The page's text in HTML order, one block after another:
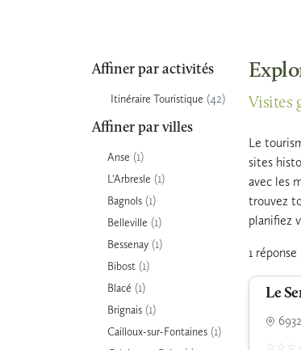
Affiner par activités
Itinéraire Touristique (42)
Affiner par villes
Anse (1)
L'Arbresle (1)
Bagnols (1)
Belleville (1)
Bessenay (1)
Bibost (1)
Blacé (1)
Brignais (1)
Cailloux-sur-Fontaines (1)
Visites
Le
sites
avec les
trouvez
planifiez
1 réponse
Le